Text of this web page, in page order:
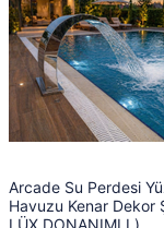
Arcade Su Perdesi
Havuzu Kenar Dekor
LÜX DONANIMLI )